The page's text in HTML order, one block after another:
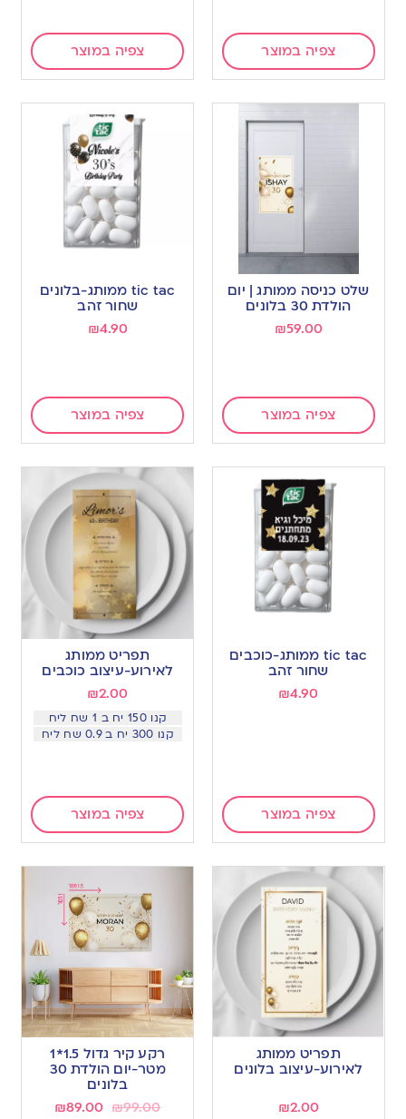
צפיה במוצר צפיה במוצר
שלט כניסה ממותג | יום
הולדת 30 בלונים
₪59.00
צפיה במוצר
tic tac ממותג-בלונים
שחור זהב
₪4.90
צפיה במוצר
tic tac ממותג-כוכבים
שחור זהב
₪4.90
צפיה במוצר
תפריט ממותג
לאירוע-עיצוב כוכבים
₪2.00
קנו 150 יח ב 1 שח ליח
קנו 300 יח ב 0.9 שח ליח
צפיה במוצר
תפריט ממותג
לאירוע-עיצוב בלונים
₪2.00
רקע קיר גדול 1.5*1
מטר-יום הולדת 30
בלונים
₪99.00
₪89.00